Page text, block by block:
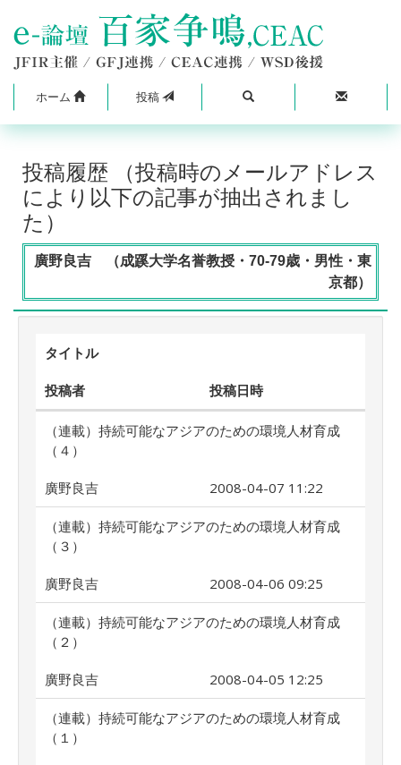
ホーム 投稿
投稿履歴 （投稿時のメールアドレス
により以下の記事が抽出されまし
た）
廣野良吉 （成蹊大学名誉教授・70-79歳・男性・東
京都）
タイトル
投稿者 投稿日時
（連載）持続可能なアジアのための環境人材育成
（４）
廣野良吉 2008-04-07 11:22
（連載）持続可能なアジアのための環境人材育成
（３）
廣野良吉 2008-04-06 09:25
（連載）持続可能なアジアのための環境人材育成
（２）
廣野良吉 2008-04-05 12:25
（連載）持続可能なアジアのための環境人材育成
（１）